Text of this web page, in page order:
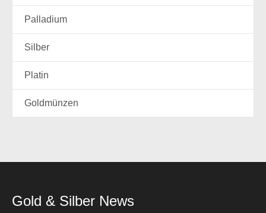
Palladium
Silber
Platin
Goldmünzen
Gold & Silber News